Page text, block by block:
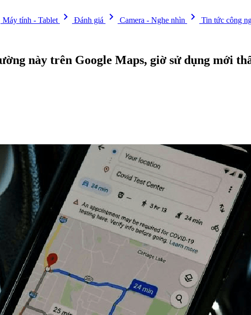
Máy tính - Tablet chevron_right Đánh giá chevron_right Camera - Nghe nhìn chevron_right Tin tức công
này trên Google Maps, giờ sử dụng mới